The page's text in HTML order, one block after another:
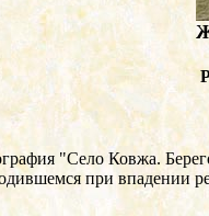
"Село Ковжа.
при впадении